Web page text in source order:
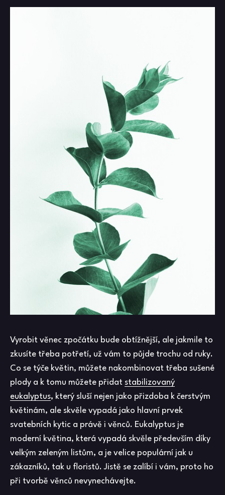
Vyrobit věnec zpočátku bude obtížnější, ale jakmile to
zkusíte třeba potřetí, už vám to půjde trochu od ruky.
Co se týče květin, můžete nakombinovat třeba sušené
plody a k tomu můžete přidat stabilizovaný
eukalyptus, který sluší nejen jako přizdoba k čerstvým
květinám, ale skvěle vypadá jako hlavní prvek
svatebních kytic a právě i věnců. Eukalyptus je
moderní květina, která vypadá skvěle především díky
velkým zeleným listům, a je velice populární jak u
zákazníků, tak u floristů. Jistě se zalíbí i vám, proto ho
při tvorbě věnců nevynechávejte.